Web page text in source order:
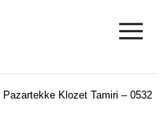
≡
Pazartekke Klozet Tamiri – 0532